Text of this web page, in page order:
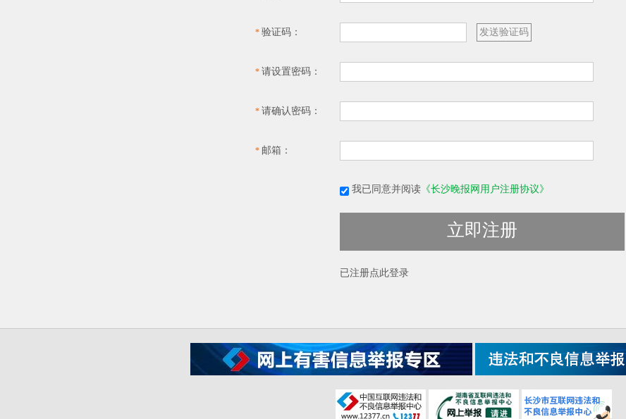
* 验证码：
* 请设置密码：
* 请确认密码：
* 邮箱：
我已同意并阅读 《长沙晚报网用户注册协议》
立即注册
已注册点此登录